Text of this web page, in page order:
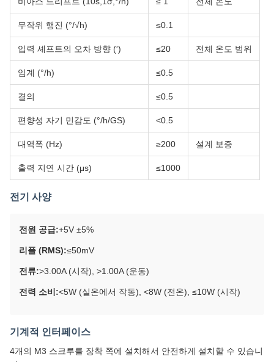
무작위 행진 (°/√h) ≤0.1
입력 셰프트의 오차 방향 (′) ≤20 전체 온도 범위
임계 (°/h) ≤0.5
결의 ≤0.5
편향성 자기 민감도 (°/h/GS) <0.5
대역폭 (Hz) ≥200 설계 보증
출력 지연 시간 (μs) ≤1000
전기 사양
전원 공급:+5V ±5%
리플 (RMS):≤50mV
전류:>3.00A (시작), >1.00A (운동)
전력 소비:<5W (실온에서 작동), <8W (전온), ≤10W (시작)
기계적 인터페이스
4개의 M3 스크루를 장착 쪽에 설치해서 안전하게 설치할 수 있습니